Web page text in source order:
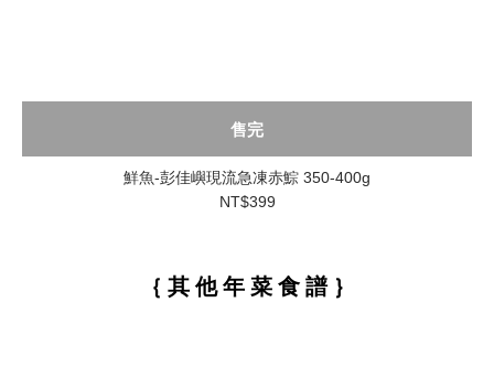
售完
鮮魚-彭佳嶼現流急凍赤鯮 350-400g
NT$399
｛ 其 他 年 菜 食 譜 ｝